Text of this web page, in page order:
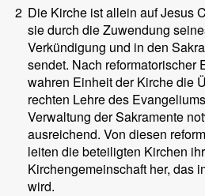
2 Die Kirche ist allein auf Jesus
sie durch die Zuwendung
Verkündigung und in den
sendet. Nach reformatorischer
wahren Einheit der Kirche die
rechten Lehre des
Verwaltung der Sakramente
ausreichend. Von diesen
leiten die beteiligten Kirchen
Kirchengemeinschaft her, das
wird.